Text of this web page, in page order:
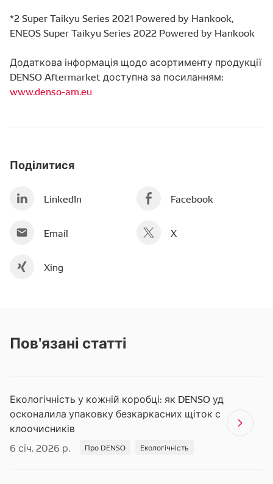
*2 Super Taikyu Series 2021 Powered by Hankook,
ENEOS Super Taikyu Series 2022 Powered by Hankook
Додаткова інформація щодо асортименту продукції
DENSO Aftermarket доступна за посиланням:
www.denso-am.eu
Поділитися
LinkedIn Facebook
Email X
Xing
Пов'язані статті
Екологічність у кожній коробці: як DENSO уд
осконалила упаковку безкаркасних щіток с
клоочисників
6 січ. 2026 р.
Про DENSO Екологічність